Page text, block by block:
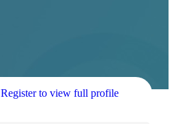
Register to view full profile